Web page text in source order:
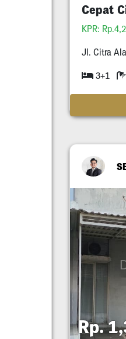
Cepat
KPR:
Jl. Citra
3+1
Rp.